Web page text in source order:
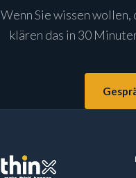
Wenn Sie wissen
klären das in 30